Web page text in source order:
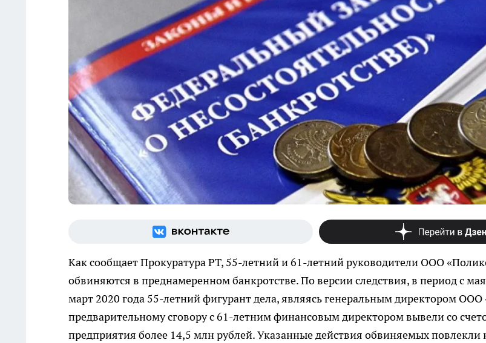
Как сообщает Прокуратура РТ, 55-летний и 61-летний руководители ООО
обвиняются в преднамеренном банкротстве. По версии следствия, в период с
март 2020 года 55-летний фигурант дела, являясь генеральным директором
предварительному сговору с 61-летним финансовым директором вывели со
предприятия более 14,5 млн рублей. Указанные действия обвиняемых повлекли